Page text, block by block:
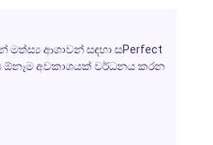
ආශාවන් සඳහා සPerfect
ඕනෑම අවකාශයක් වර්ධනය කරන